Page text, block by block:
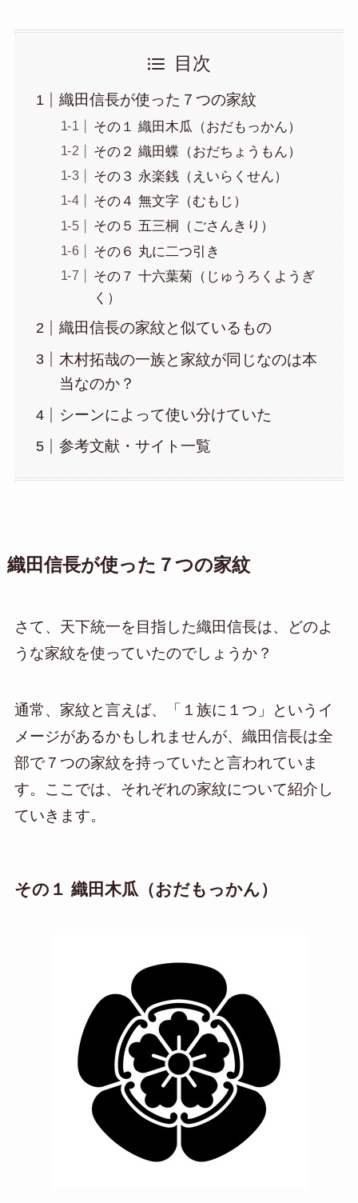
目次
織田信長が使った７つの家紋
その１ 織田木瓜（おだもっかん）
その２ 織田蝶（おだちょうもん）
その３ 永楽銭（えいらくせん）
その４ 無文字（むもじ）
その５ 五三桐（ごさんきり）
その６ 丸に二つ引き
その７ 十六葉菊（じゅうろくようぎ
く）
織田信長の家紋と似ているもの
木村拓哉の一族と家紋が同じなのは本
当なのか？
シーンによって使い分けていた
参考文献・サイト一覧
織田信長が使った７つの家紋
さて、天下統一を目指した織田信長は、どのよ
うな家紋を使っていたのでしょうか？
通常、家紋と言えば、「１族に１つ」というイ
メージがあるかもしれませんが、織田信長は全
部で７つの家紋を持っていたと言われていま
す。ここでは、それぞれの家紋について紹介し
ていきます。
その１ 織田木瓜（おだもっかん）